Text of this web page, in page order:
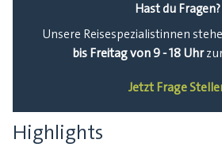
Hast du Fragen?
Unsere Reisespezialistinnen
bis Freitag von 9 - 18 Uhr
Jetzt Frage
Highlights